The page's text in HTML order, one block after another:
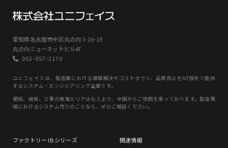
愛知県名古屋市中区丸の内 3-16-19
丸の内ニューネットビル4F
052-957-2170
ユニフェイスは、製造業における課題解決やコストダウン、品質向上をIoT技術で提供
するシステム・エンジニアリング企業です。
愛知、岐⾩、三重の東海エリアはもとより、全国からご依頼を承っております。製造現
場におけるシステム作りのことなら、ぜひご相談ください。